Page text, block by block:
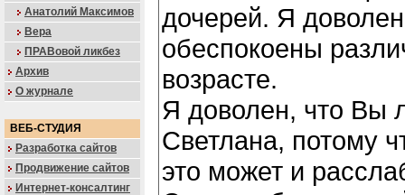
Анатолий Максимов
Вера
ПРАВовой ликбез
Архив
О журнале
ВЕБ-СТУДИЯ
Разработка сайтов
Продвижение сайтов
Интернет-консалтинг
дочерей. Я
обеспокоены
возрасте.
Я доволен, что Вы
Светланa, потому
это может и